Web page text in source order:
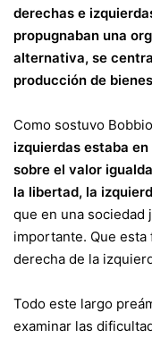
derechas e
propugnaban una
alternativa, se
producción de
Como sostuvo
izquierdas estaba
sobre el valor
la libertad, la
que en una sociedad
importante. Que
derecha de la
Todo este largo
examinar las